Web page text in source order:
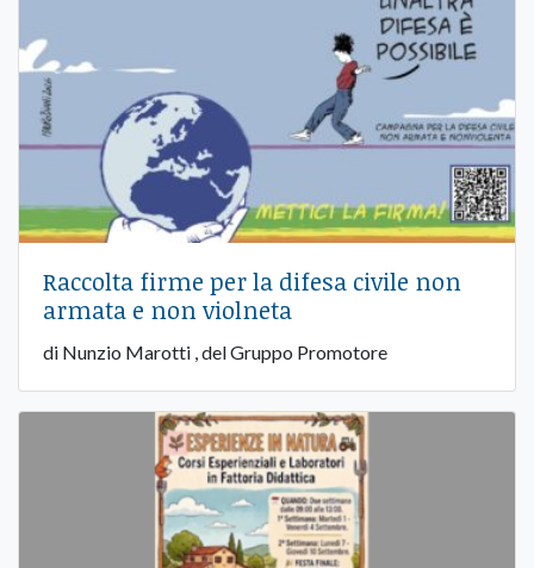
Raccolta firme per la difesa civile non
armata e non violneta
di Nunzio Marotti , del Gruppo Promotore